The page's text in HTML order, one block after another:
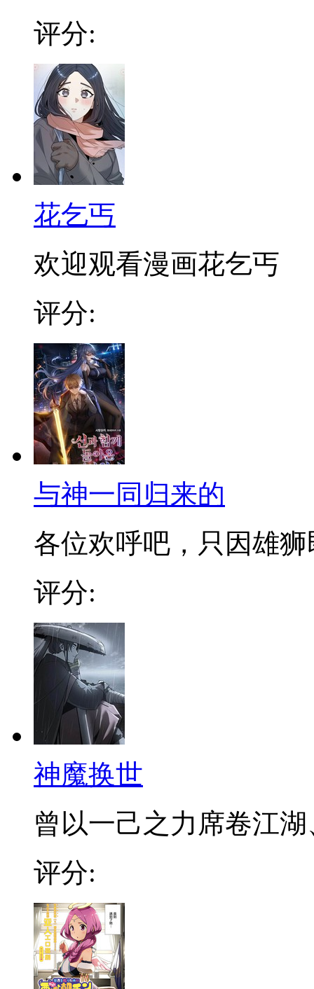
评分:
花乞丐
欢迎观看漫画花乞丐
评分:
与神一同归来的
各位欢呼吧，只因雄狮
评分:
神魔换世
曾以一己之力席卷江湖
评分: